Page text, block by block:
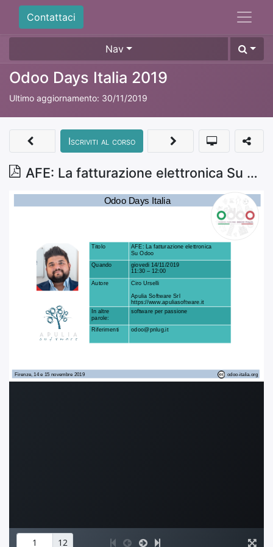
Contattaci
Nav
Odoo Days Italia 2019
Ultimo aggiornamento: 30/11/2019
AFE: La fatturazione elettronica Su Odoo - Ciro Urselli
Iscriviti al corso